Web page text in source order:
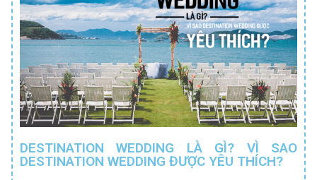
DESTINATION WEDDING LÀ GÌ? VÌ SAO
DESTINATION WEDDING ĐƯỢC YÊU THÍCH?